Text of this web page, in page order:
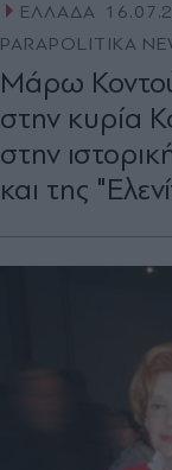
ΕΛΛΑΔΑ
PARAPOLITIKA
Μάρω
στην κυρία
στην
και της